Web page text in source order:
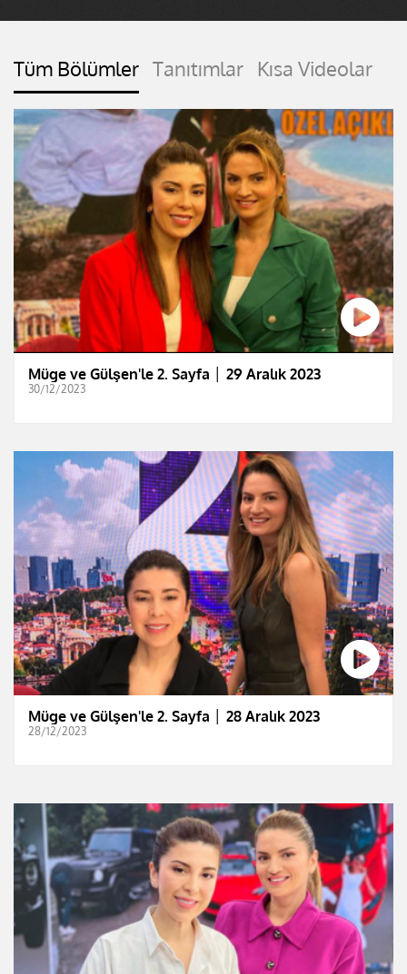
Tüm Bölümler Tanıtımlar Kısa Videolar
Müge ve Gülşen'le 2. Sayfa │ 29 Aralık 2023
30/12/2023
Müge ve Gülşen'le 2. Sayfa │ 28 Aralık 2023
28/12/2023